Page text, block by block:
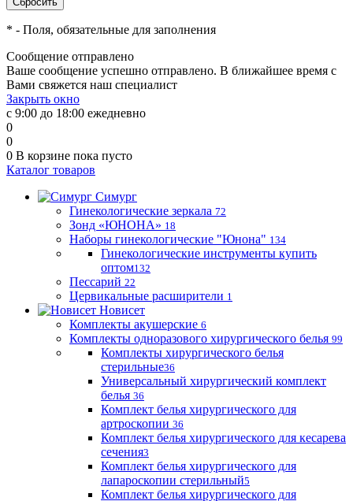
* - Поля, обязательные для заполнения
Сообщение отправлено
Ваше сообщение успешно отправлено. В ближайшее время с
Вами свяжется наш специалист
Закрыть окно
с 9:00 до 18:00 ежедневно
0
0
0 В корзине пока пусто
Каталог товаров
Симург
Гинекологические зеркала 72
Зонд «ЮНОНА» 18
Наборы гинекологические "Юнона" 134
Гинекологические инструменты купить
оптом132
Пессарий 22
Цервикальные расширители 1
Новисет
Комплекты акушерские 6
Комплекты одноразового хирургического белья 99
Комплекты хирургического белья
стерильные36
Универсальный хирургический комплект
белья 36
Комплект белья хирургического для
артроскопии 36
Комплект белья хирургического для кесарева
сечения3
Комплект белья хирургического для
лапароскопии стерильный5
Комплект белья хирургического для